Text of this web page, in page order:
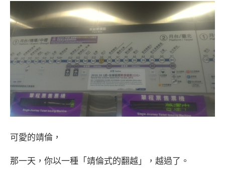
可愛的靖倫，
那一天，你以一種「靖倫式的翻越」，越過了。